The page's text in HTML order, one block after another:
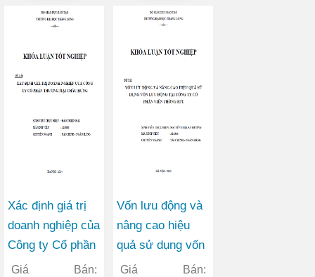
hội nhập kinh tế
khoán Việt Nam
Xác định giá trị
doanh nghiệp của
Công ty Cổ phần
Thương mại
Giá Bán:
Vốn lưu động và
nâng cao hiệu
quả sử dụng vốn
lưu động tại Công
Giá Bán: